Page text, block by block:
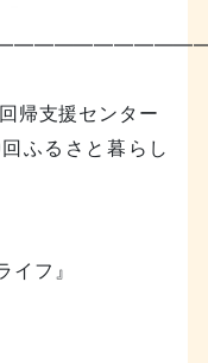
帰支援センター
ふるさと暮らし
イフ』